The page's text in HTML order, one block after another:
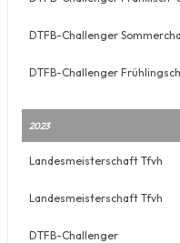
DTFB-Challenger
DTFB-Challenger
2023
Landesmeisterschaft Tfvh
Landesmeisterschaft Tfvh
DTFB-Challenger